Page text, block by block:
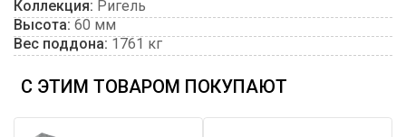
Коллекция: Ригель
Высота: 60 мм
Вес поддона: 1761 кг
С ЭТИМ ТОВАРОМ ПОКУПАЮТ